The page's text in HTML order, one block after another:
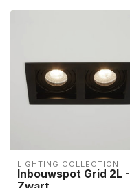
LIGHTING COLLECTION
Inbouwspot Grid 2L -